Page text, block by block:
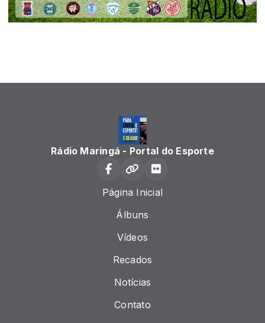
Rádio Maringá - Portal do Esporte
Página Inicial
Álbuns
Vídeos
Recados
Notícias
Contato